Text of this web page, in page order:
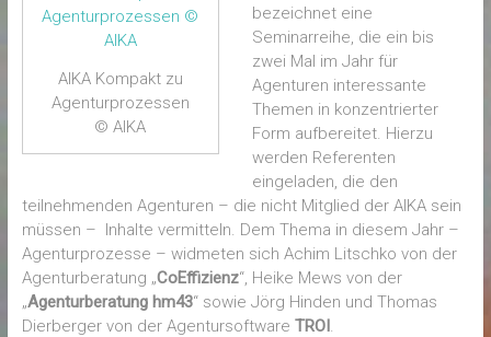
AIKA Kompakt zu
Agenturprozessen
© AIKA
bezeichnet eine
Seminarreihe, die ein bis
zwei Mal im Jahr für
Agenturen interessante
Themen in konzentrierter
Form aufbereitet. Hierzu
werden Referenten
eingeladen, die den
teilnehmenden Agenturen – die nicht Mitglied der AIKA sein
müssen – Inhalte vermitteln. Dem Thema in diesem Jahr –
Agenturprozesse – widmeten sich Achim Litschko von der
Agenturberatung „CoEffizienz“, Heike Mews von der
„Agenturberatung hm43“ sowie Jörg Hinden und Thomas
Dierberger von der Agentursoftware TROI.